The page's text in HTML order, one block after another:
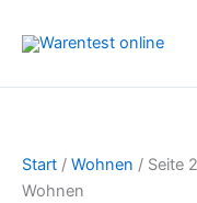
Inhalt
Start / Wohnen / Seite 2
Wohnen